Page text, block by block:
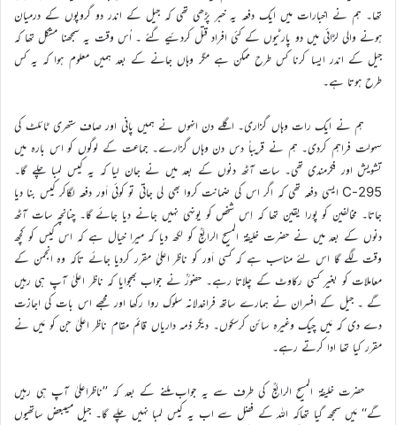
تھا۔ ہم نے اخبارات میں ایک دفعہ یہ خبر پڑھی تھی کہ جیل کے اندر دو گروپوں کے درمیان
ہونے والی لڑائی میں دو پارٹیوں کے کئی افراد قتل کردئیے گئے ۔ اُس وقت یہ سمجھنا مشکل تھا کہ
جیل کے اندر ایسا کرنا کس طرح ممکن ہے مگر وہاں جانے کے بعد ہمیں معلوم ہوا کہ یہ کس
طرح ہوتا ہے۔
ہم نے ایک رات وہاں گزاری۔ اگلے دن انہوں نے ہمیں پانی اور صاف ستھری ٹائلٹ کی
سہولت فراہم کردی۔ ہم نے قریباً دس دن وہاں گزارے۔ جماعت کے لوگوں کو اس بارہ میں
تشویش اور فکرمندی تھی۔ سات آٹھ دنوں کے بعد میں نے جان لیا کہ یہ کیس لمبا چلے گا۔
295-C ایسی دفعہ تھی کہ اگر اس کی ضمانت کروا بھی لی جاتی تو کوئی اَور دفعہ لگاکر کیس بنا دیا
جاتا۔ مخالفین کو پورا یقین تھا کہ اِس شخص کو یونہی نہیں جانے دیا جائے گا۔ چنانچہ سات آٹھ
دنوں کے بعد میں نے حضرت خلیفۃ المسیح الرابعؒ کو لکھ دیا کہ میرا خیال ہے کہ اس کیس کو کچھ
وقت لگے گا اس لئے مناسب ہے کہ کسی اَور کو ناظر اعلیٰ مقرر کردیا جائے تاکہ وہ انجمن کے
معاملات کو بغیر کسی رکاوٹ کے چلاتا رہے۔ حضورؒ نے جواب بھجوایا کہ ناظر اعلیٰ آپ ہی رہیں
گے ۔ جیل کے افسران نے ہمارے ساتھ فراخدلانہ سلوک روا رکھا اور مجھے اس بات کی اجازت
دے دی کہ مَیں چیک وغیرہ سائن کرسکوں۔ دیگر ذمہ داریاں قائم مقام ناظر اعلیٰ جن کو مَیں نے
مقرر کیا تھا ادا کرتے رہے۔
حضرت خلیفۃ المسیح الرابعؒ کی طرف سے یہ جواب ملنے کے بعد کہ ’’ناظراعلیٰ آپ ہی رہیں
گے‘‘ مَیں سمجھ گیا تھاکہ اللہ کے فضل سے اب یہ کیس لمبا نہیں چلے گا۔ جیل میںبعض ساتھیوں